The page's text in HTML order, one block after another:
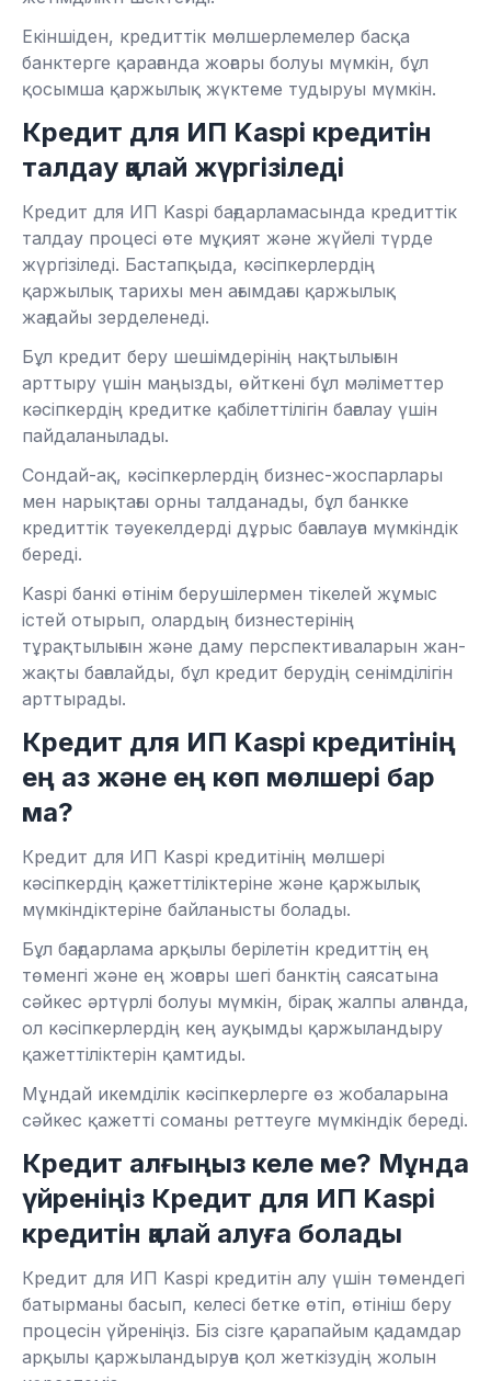
Екіншіден, кредиттік мөлшерлемелер басқа
банктерге қарағанда жоғары болуы мүмкін, бұл
қосымша қаржылық жүктеме тудыруы мүмкін.
Кредит для ИП Kaspi кредитін
талдау қалай жүргізіледі
Кредит для ИП Kaspi бағдарламасында кредиттік
талдау процесі өте мұқият және жүйелі түрде
жүргізіледі. Бастапқыда, кәсіпкерлердің
қаржылық тарихы мен ағымдағы қаржылық
жағдайы зерделенеді.
Бұл кредит беру шешімдерінің нақтылығын
арттыру үшін маңызды, өйткені бұл мәліметтер
кәсіпкердің кредитке қабілеттілігін бағалау үшін
пайдаланылады.
Сондай-ақ, кәсіпкерлердің бизнес-жоспарлары
мен нарықтағы орны талданады, бұл банкке
кредиттік тәуекелдерді дұрыс бағалауға мүмкіндік
береді.
Kaspi банкі өтінім берушілермен тікелей жұмыс
істей отырып, олардың бизнестерінің
тұрақтылығын және даму перспективаларын жан-
жақты бағалайды, бұл кредит берудің сенімділігін
арттырады.
Кредит для ИП Kaspi кредитінің
ең аз және ең көп мөлшері бар
ма?
Кредит для ИП Kaspi кредитінің мөлшері
кәсіпкердің қажеттіліктеріне және қаржылық
мүмкіндіктеріне байланысты болады.
Бұл бағдарлама арқылы берілетін кредиттің ең
төменгі және ең жоғары шегі банктің саясатына
сәйкес әртүрлі болуы мүмкін, бірақ жалпы алғанда,
ол кәсіпкерлердің кең ауқымды қаржыландыру
қажеттіліктерін қамтиды.
Мұндай икемділік кәсіпкерлерге өз жобаларына
сәйкес қажетті соманы реттеуге мүмкіндік береді.
Кредит алғыңыз келе ме? Мұнда
үйреніңіз Кредит для ИП Kaspi
кредитін қалай алуға болады
Кредит для ИП Kaspi кредитін алу үшін төмендегі
батырманы басып, келесі бетке өтіп, өтініш беру
процесін үйреніңіз. Біз сізге қарапайым қадамдар
арқылы қаржыландыруға қол жеткізудің жолын